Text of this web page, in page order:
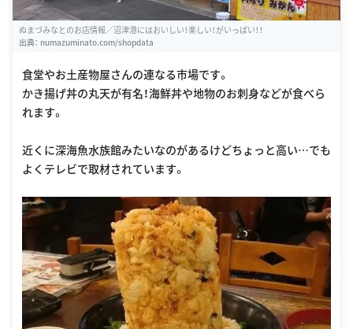
ぬまづみなとのお店情報／沼津港にはおいしい！楽しい！がいっぱい！！
出典： numazuminato.com/shopdata
食堂やお土産物屋さんの連なる市場です。
かき揚げ丼の丸天が有名！海鮮丼や地物のお刺身などが食べら
れます。
近くに深海魚水族館みたいなのがあるけどちょっと高い…でも
よくテレビで取材されています。